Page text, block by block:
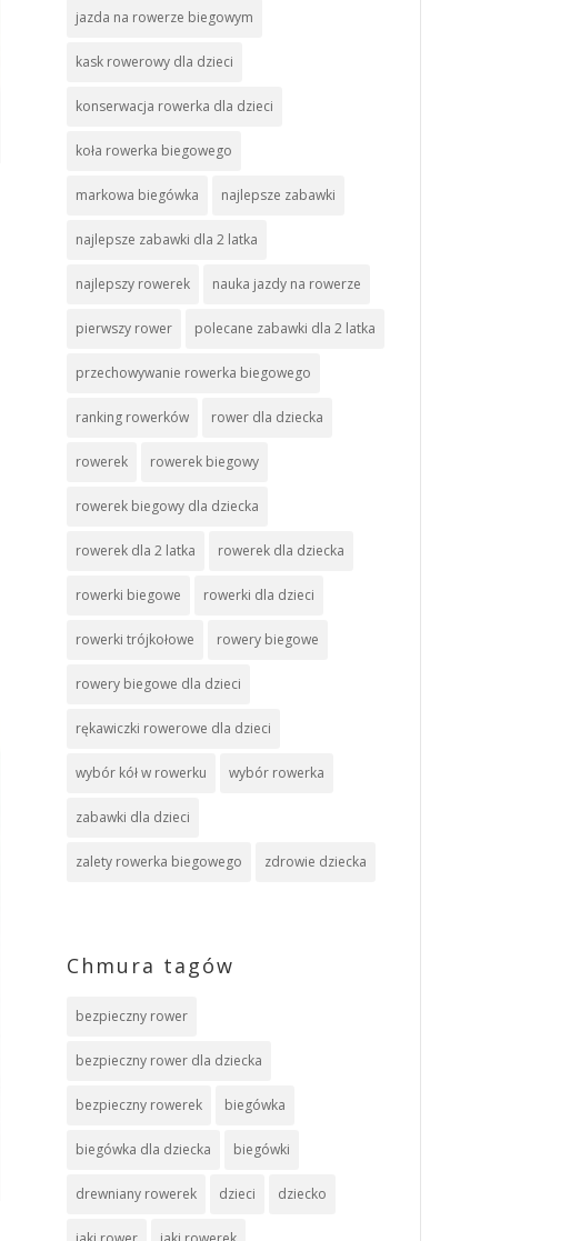
jazda na rowerze biegowym
kask rowerowy dla dzieci
konserwacja rowerka dla dzieci
koła rowerka biegowego
markowa biegówka najlepsze zabawki
najlepsze zabawki dla 2 latka
najlepszy rowerek nauka jazdy na rowerze
pierwszy rower polecane zabawki dla 2 latka
przechowywanie rowerka biegowego
ranking rowerków rower dla dziecka
rowerek rowerek biegowy
rowerek biegowy dla dziecka
rowerek dla 2 latka rowerek dla dziecka
rowerki biegowe rowerki dla dzieci
rowerki trójkołowe rowery biegowe
rowery biegowe dla dzieci
rękawiczki rowerowe dla dzieci
wybór kół w rowerku wybór rowerka
zabawki dla dzieci
zalety rowerka biegowego zdrowie dziecka
Chmura tagów
bezpieczny rower
bezpieczny rower dla dziecka
bezpieczny rowerek biegówka
biegówka dla dziecka biegówki
drewniany rowerek dzieci dziecko